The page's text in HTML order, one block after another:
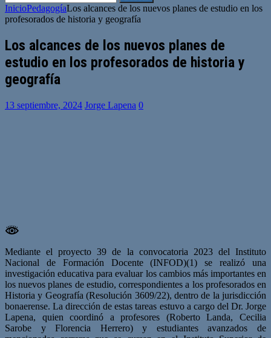
InicioPedagogíaLos alcances de los nuevos planes de estudio en los
profesorados de historia y geografía
Los alcances de los nuevos planes de
estudio en los profesorados de historia y
geografía
13 septiembre, 2024 Jorge Lapena 0
Mediante el proyecto 39 de la convocatoria 2023 del Instituto
Nacional de Formación Docente (INFOD)(1) se realizó una
investigación educativa para evaluar los cambios más importantes en
los nuevos planes de estudio, correspondientes a los profesorados en
Historia y Geografía (Resolución 3609/22), dentro de la jurisdicción
bonaerense. La dirección de estas tareas estuvo a cargo del Dr. Jorge
Lapena, quien coordinó a profesores (Roberto Landa, Cecilia
Sarobe y Florencia Herrero) y estudiantes avanzados de